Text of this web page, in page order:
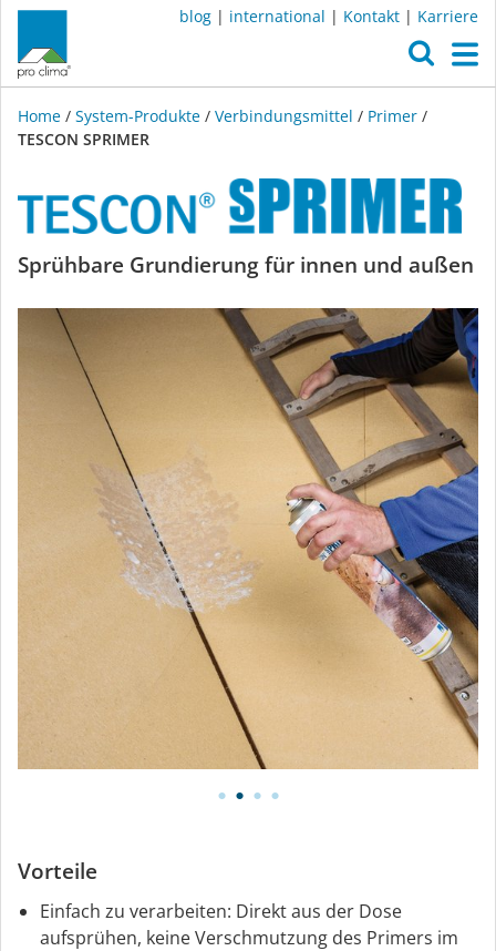
blog | international | Kontakt | Karriere
Home / System-Produkte / Verbindungsmittel / Primer /
TESCON SPRIMER
TESCON
SPRIMER
Sprühbare Grundierung für innen und außen
Vorteile
Einfach zu verarbeiten: Direkt aus der Dose
aufsprühen, keine Verschmutzung des Primers im